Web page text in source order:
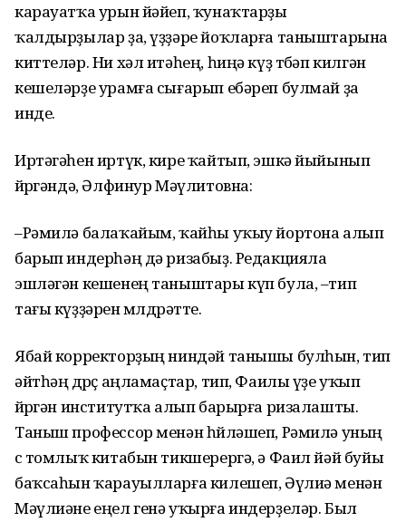
карауатҡа урын йәйеп, ҡунаҡтарҙы
ҡалдырҙылар ҙа, үҙҙәре йоҡларға таныштарына
киттеләр. Ни хәл итәһең, һиңә күҙ төбәп килгән
кешеләрҙе урамға сығарып ебәреп булмай ҙа
инде.
Иртәгәһен иртүк, кире ҡайтып, эшкә йыйынып
йөрөгәндә, Әлфинур Мәүлитовна:
–Рәмилә балаҡайым, ҡайһы уҡыу йортона алып
барып индерһәң дә ризабыҙ. Редакцияла
эшләгән кешенең таныштары күп була, –тип
тағы күҙҙәрен мөлдөрәтте.
Ябай корректорҙың ниндәй танышы булһын, тип
әйтһәң дөрөҫ аңламаҫтар, тип, Фаилы үҙе уҡып
йөрөгән институтҡа алып барырға ризалашты.
Таныш профессор менән һөйләшеп, Рәмилә уның
өс томлыҡ китабын тикшерергә, ә Фаил йәй буйы
баҡсаһын ҡарауылларға килешеп, Әүлиә менән
Мәүлиәне еңел генә уҡырға индерҙеләр. Был